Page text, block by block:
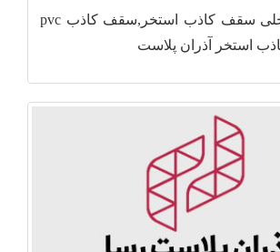
دکوراسیون داخلی سقف کاذب استخر,سقف کاذب pvc
استخر آذران پلاست